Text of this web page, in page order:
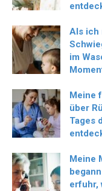
Als ich
im
Meine
über
Tages
Meine
erfuhr,